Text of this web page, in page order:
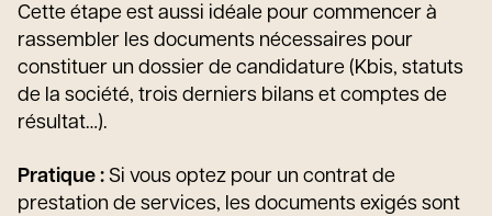
Cette étape est aussi idéale pour commencer à
rassembler les documents nécessaires pour
constituer un dossier de candidature (Kbis, statuts
de la société, trois derniers bilans et comptes de
résultat…).
Pratique : Si vous optez pour un contrat de
prestation de services, les documents exigés sont